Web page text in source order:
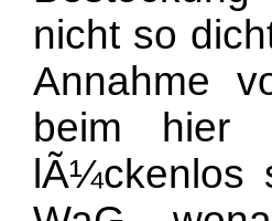
nicht so
Annahme
beim hier